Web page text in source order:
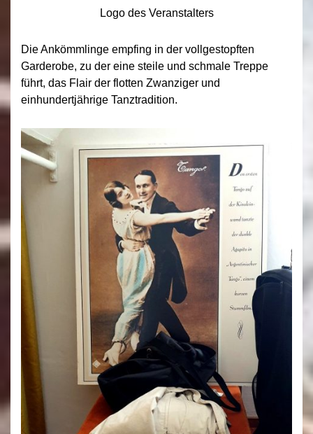
Logo des Veranstalters
Die Ankömmlinge empfing in der vollgestopften
Garderobe, zu der eine steile und schmale Treppe
führt, das Flair der flotten Zwanziger und
einhundertjährige Tanztradition.